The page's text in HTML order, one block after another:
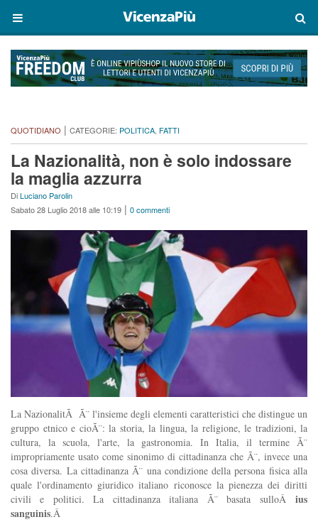
QUOTIDIANO | CATEGORIE: POLITICA, FATTI
La Nazionalità, non è solo indossare
la maglia azzurra
DiLuciano Parolin
Sabato 28 Luglio 2018 alle 10:19 | 0 commenti
La NazionalitÃ Ã¨ l'insieme degli elementi caratteristici che distingue un
gruppo etnico e cioÃ¨: la storia, la lingua, la religione, le tradizioni, la
cultura, la scuola, l'arte, la gastronomia. In Italia, il termine Ã¨
impropriamente usato come sinonimo di cittadinanza che Ã¨, invece una
cosa diversa. La cittadinanza Ã¨ una condizione della persona fisica alla
quale l'ordinamento giuridico italiano riconosce la pienezza dei diritti
civili e politici. La cittadinanza italiana Ã¨ basata sulloÂ ius
sanguinis.Â